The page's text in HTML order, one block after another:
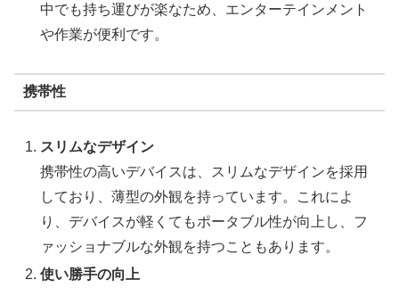
中でも持ち運びが楽なため、エンターテインメント
や作業が便利です。
携帯性
スリムなデザイン
携帯性の高いデバイスは、スリムなデザインを採用
しており、薄型の外観を持っています。これによ
り、デバイスが軽くてもポータブル性が向上し、フ
ァッショナブルな外観を持つこともあります。
使い勝手の向上